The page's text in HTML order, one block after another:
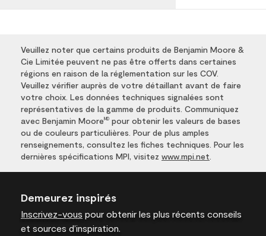
Veuillez noter que certains produits de Benjamin Moore &
Cie Limitée peuvent ne pas être offerts dans certaines
régions en raison de la réglementation sur les COV.
Veuillez vérifier auprès de votre détaillant avant de faire
votre choix. Les données techniques signalées sont
représentatives de la gamme de produits. Communiquez
avec Benjamin Moore MD pour obtenir les valeurs de bases
ou de couleurs particulières. Pour de plus amples
renseignements, consultez les fiches techniques. Pour les
dernières spécifications MPI, visitez www.mpi.net
Demeurez inspirés
Inscrivez-vous pour obtenir les plus récents conseils
et sources d’inspiration.